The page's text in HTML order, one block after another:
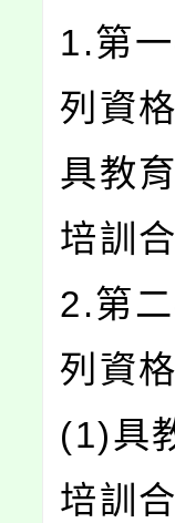
1.第
列資格
具教
培訓
2.第
列資
(1)具
培訓